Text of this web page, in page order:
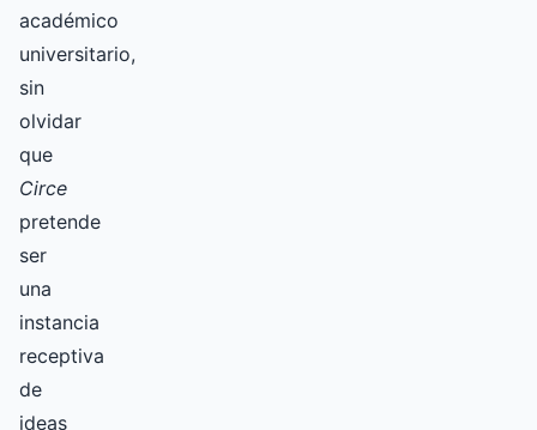
académico
universitario,
sin
olvidar
que
Circe
pretende
ser
una
instancia
receptiva
de
ideas